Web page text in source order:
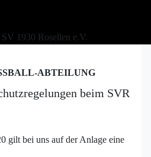
ABTEILUNG
beim SVR
gilt bei uns auf der Anlage eine